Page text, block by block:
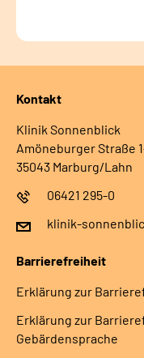
Kontakt
Klinik Sonnenblick
Amöneburger Straße
35043 Marburg/Lahn
06421 295-0
klinik-
Barrierefreiheit
Erklärung zur
Erklärung zur
Gebärdensprache